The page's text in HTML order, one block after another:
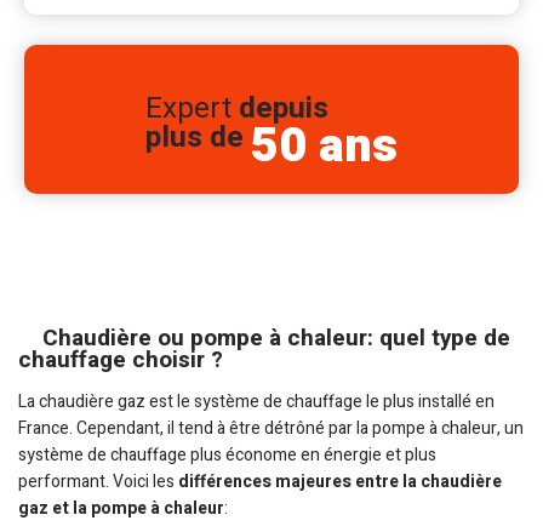
Expertdepuis
plus de 50 ans
Chaudière ou pompe à chaleur: quel type de
chauffage choisir ?
La chaudière gaz est le système de chauffage le plus installé en
France. Cependant, il tend à être détrôné par la pompe à chaleur, un
système de chauffage plus économe en énergie et plus
performant. Voici les différences majeures entre la chaudière
gaz et la pompe à chaleur: